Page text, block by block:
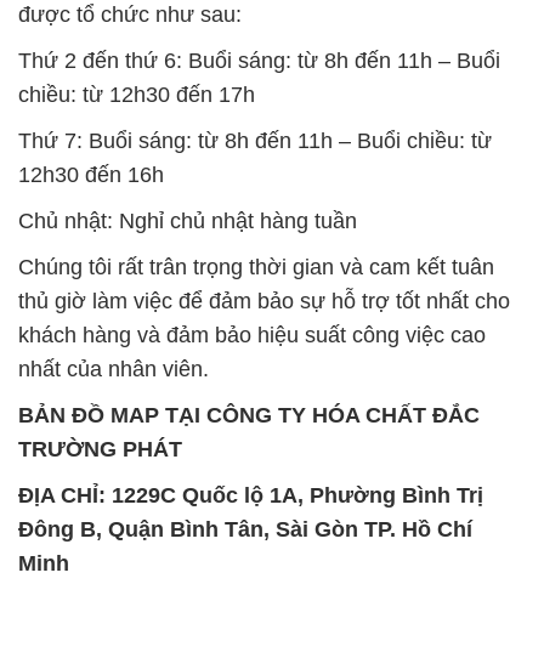
được tổ chức như sau:
Thứ 2 đến thứ 6: Buổi sáng: từ 8h đến 11h – Buổi
chiều: từ 12h30 đến 17h
Thứ 7: Buổi sáng: từ 8h đến 11h – Buổi chiều: từ
12h30 đến 16h
Chủ nhật: Nghỉ chủ nhật hàng tuần
Chúng tôi rất trân trọng thời gian và cam kết tuân
thủ giờ làm việc để đảm bảo sự hỗ trợ tốt nhất cho
khách hàng và đảm bảo hiệu suất công việc cao
nhất của nhân viên.
BẢN ĐỒ MAP TẠI CÔNG TY HÓA CHẤT ĐẮC
TRƯỜNG PHÁT
ĐỊA CHỈ: 1229C Quốc lộ 1A, Phường Bình Trị
Đông B, Quận Bình Tân, Sài Gòn TP. Hồ Chí
Minh